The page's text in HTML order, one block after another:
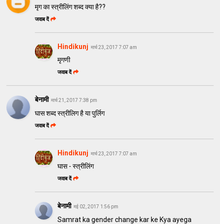
मृग का स्त्रीलिंग शब्द क्या है??
जवाब दें
Hindikunj मार्च 23, 2017 7:07 am
मृगणी
जवाब दें
बेनामी मार्च 21, 2017 7:38 pm
घास शब्द स्त्रीलिग है या पुर्लिग
जवाब दें
Hindikunj मार्च 23, 2017 7:07 am
घास - स्त्रीलिंग
जवाब दें
बेनामी मई 02, 2017 1:56 pm
Samrat ka gender change kar ke Kya ayega